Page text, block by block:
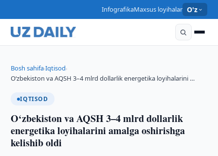
InfografikaMaxsus loyihalar O'z
Bosh sahifa›Iqtisod›
O‘zbekiston va AQSH 3–4 mlrd dollarlik energetika loyihalarini …
IQTISOD
O‘zbekiston va AQSH 3–4 mlrd dollarlik
energetika loyihalarini amalga oshirishga
kelishib oldi